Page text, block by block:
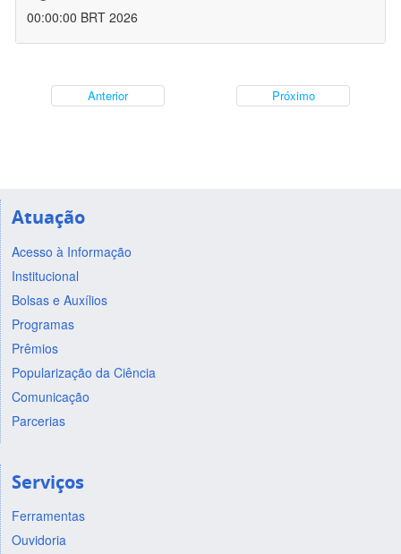
00:00:00 BRT 2026
Anterior Próximo
Atuação
Acesso à Informação
Institucional
Bolsas e Auxílios
Programas
Prêmios
Popularização da Ciência
Comunicação
Parcerias
Serviços
Ferramentas
Ouvidoria